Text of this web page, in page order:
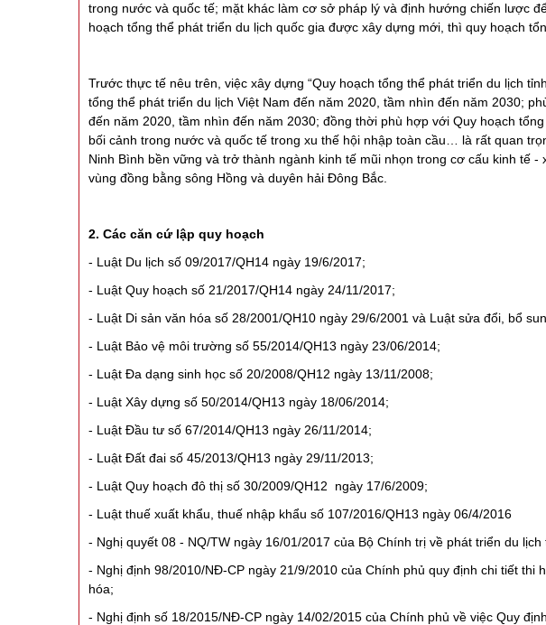
trong nước và quốc tế; mặt khác làm cơ sở pháp lý và định hướng chiến lược
hoạch tổng thể phát triển du lịch quốc gia được xây dựng mới, thì quy hoạch
Trước thực tế nêu trên, việc xây dựng “Quy hoạch tổng thể phát triển du lịch
tổng thể phát triển du lịch Việt Nam đến năm 2020, tầm nhìn đến năm 2030;
đến năm 2020, tầm nhìn đến năm 2030; đồng thời phù hợp với Quy hoạch
bối cảnh trong nước và quốc tế trong xu thế hội nhập toàn cầu… là rất quan
Ninh Bình bền vững và trở thành ngành kinh tế mũi nhọn trong cơ cấu kinh tế
vùng đồng bằng sông Hồng và duyên hải Đông Bắc.
2. Các căn cứ lập quy hoạch
- Luật Du lịch số 09/2017/QH14 ngày 19/6/2017;
- Luật Quy hoạch số 21/2017/QH14 ngày 24/11/2017;
- Luật Di sản văn hóa số 28/2001/QH10 ngày 29/6/2001 và Luật sửa đổi, bổ
- Luật Bảo vệ môi trường số 55/2014/QH13 ngày 23/06/2014;
- Luật Đa dạng sinh học số 20/2008/QH12 ngày 13/11/2008;
- Luật Xây dựng số 50/2014/QH13 ngày 18/06/2014;
- Luật Đầu tư số 67/2014/QH13 ngày 26/11/2014;
- Luật Đất đai số 45/2013/QH13 ngày 29/11/2013;
- Luật Quy hoạch đô thị số 30/2009/QH12 ngày 17/6/2009;
- Luật thuế xuất khẩu, thuế nhập khẩu số 107/2016/QH13 ngày 06/4/2016
- Nghị quyết 08 - NQ/TW ngày 16/01/2017 của Bộ Chính trị về phát triển du
- Nghị định 98/2010/NĐ-CP ngày 21/9/2010 của Chính phủ quy định chi tiết
hóa;
- Nghị định số 18/2015/NĐ-CP ngày 14/02/2015 của Chính phủ về việc Quy